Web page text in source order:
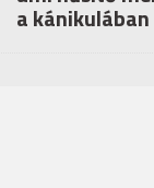
a kánikulában